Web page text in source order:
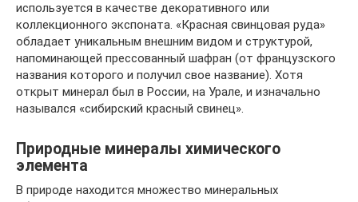
используется в качестве декоративного или
коллекционного экспоната. «Красная свинцовая руда»
обладает уникальным внешним видом и структурой,
напоминающей прессованный шафран (от французского
названия которого и получил свое название). Хотя
открыт минерал был в России, на Урале, и изначально
назывался «сибирский красный свинец».
Природные минералы химического
элемента
В природе находится множество минеральных